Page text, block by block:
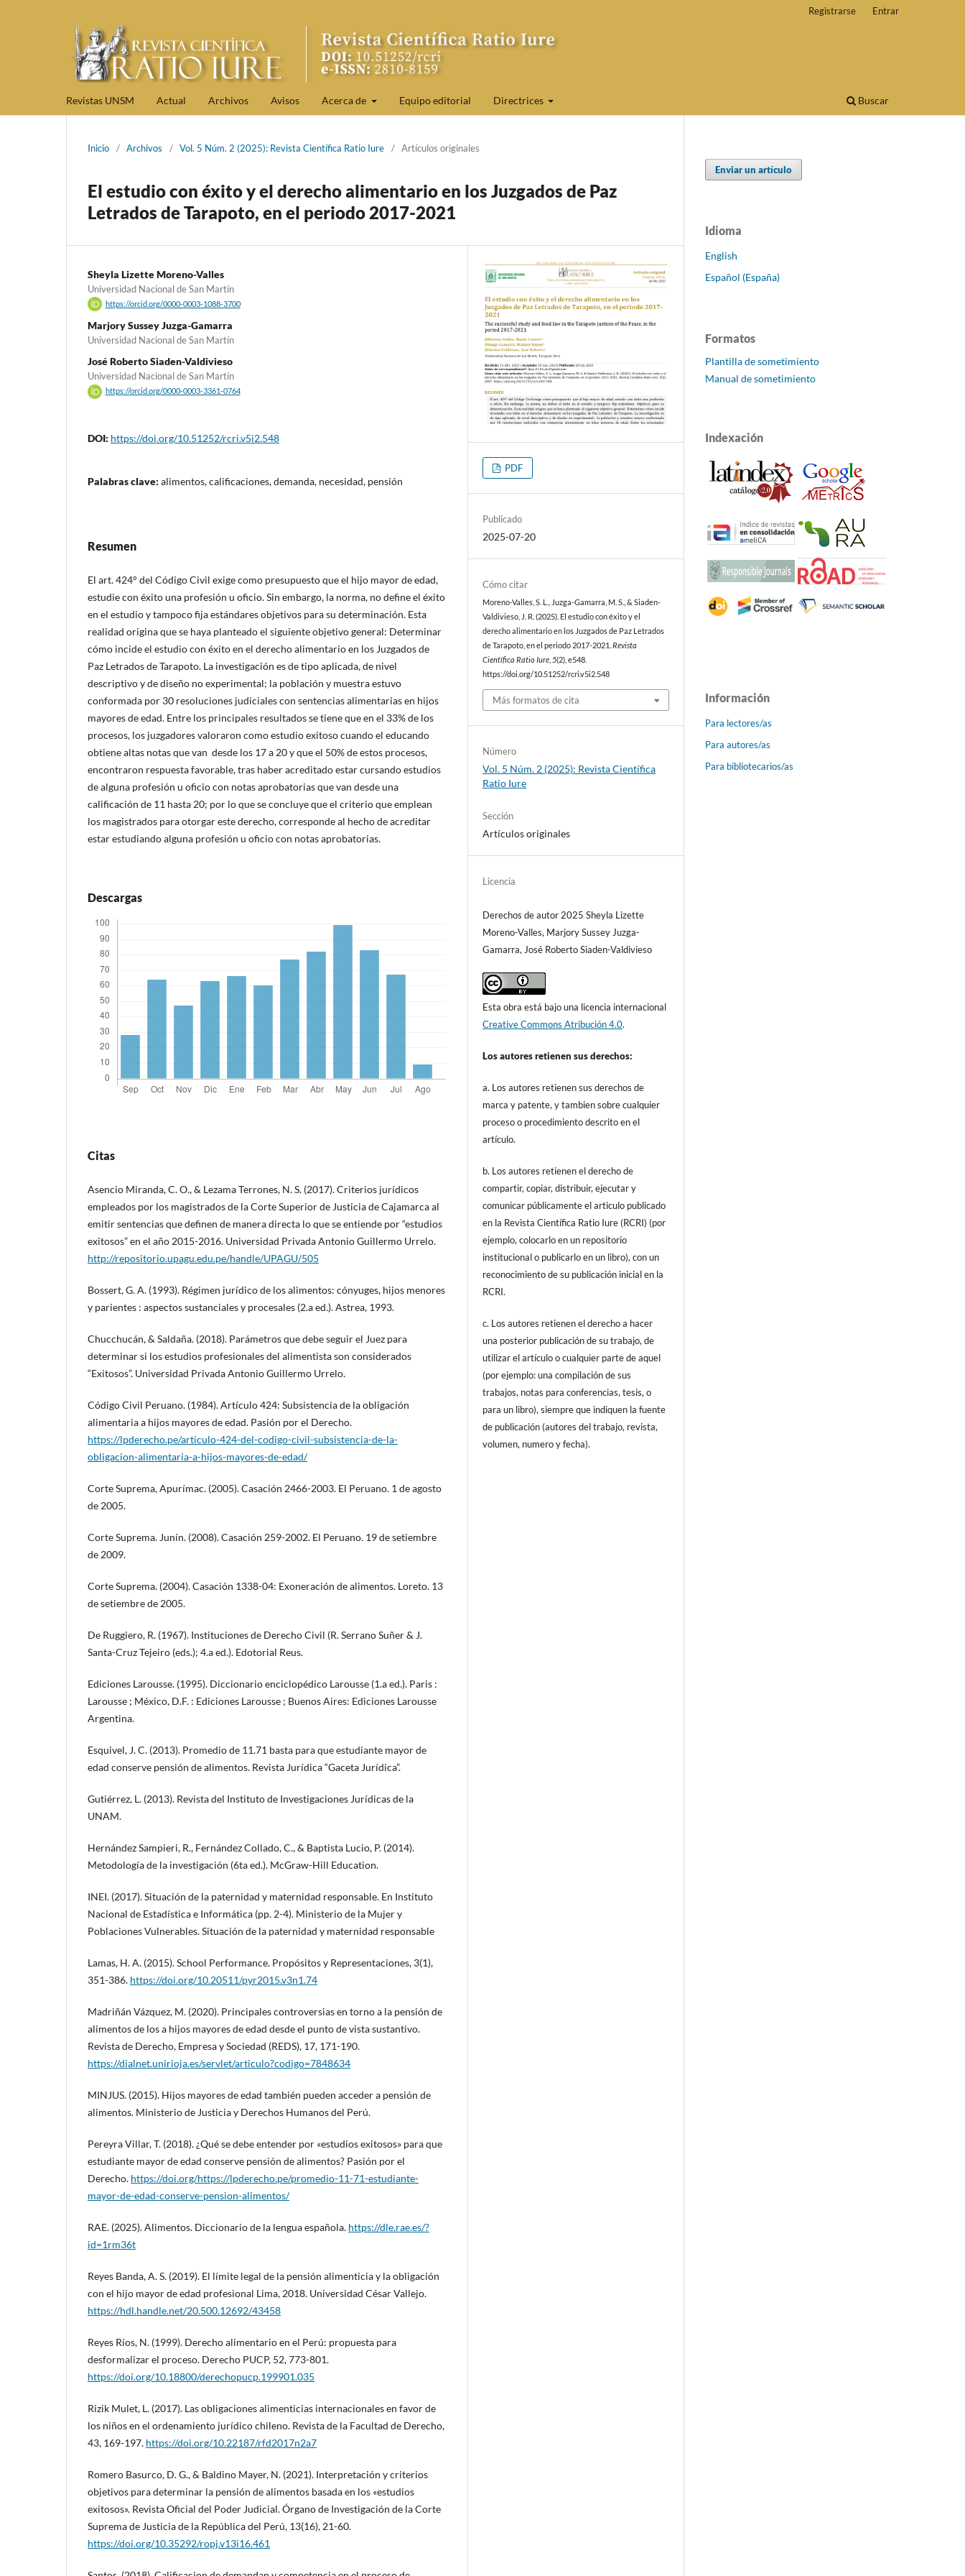
Revistas UNSM Actual Archivos Avisos Acerca de Equipo editorial Directrices Buscar
Registrarse Entrar
Inicio / Archivos / Vol. 5 Núm. 2 (2025): Revista Científica Ratio Iure / Artículos originales
El estudio con éxito y el derecho alimentario en los Juzgados de Paz
Letrados de Tarapoto, en el periodo 2017-2021
Sheyla Lizette Moreno-Valles
Universidad Nacional de San Martín
https://orcid.org/0000-0003-1088-3700
Marjory Sussey Juzga-Gamarra
Universidad Nacional de San Martín
José Roberto Siaden-Valdivieso
Universidad Nacional de San Martín
https://orcid.org/0000-0003-3361-0764
DOI: https://doi.org/10.51252/rcri.v5i2.548
Palabras clave: alimentos, calificaciones, demanda, necesidad, pensión
Resumen
El art. 424° del Código Civil exige como presupuesto que el hijo mayor de edad,
estudie con éxito una profesión u oficio. Sin embargo, la norma, no define el éxito
en el estudio y tampoco fija estándares objetivos para su determinación. Esta
realidad origina que se haya planteado el siguiente objetivo general: Determinar
cómo incide el estudio con éxito en el derecho alimentario en los Juzgados de
Paz Letrados de Tarapoto. La investigación es de tipo aplicada, de nivel
descriptivo y de diseño no experimental; la población y muestra estuvo
conformada por 30 resoluciones judiciales con sentencias alimentarias en hijos
mayores de edad. Entre los principales resultados se tiene que en el 33% de los
procesos, los juzgadores valoraron como estudio exitoso cuando el educando
obtiene altas notas que van desde los 17 a 20 y que el 50% de estos procesos,
encontraron respuesta favorable, tras haber acreditado estar cursando estudios
de alguna profesión u oficio con notas aprobatorias que van desde una
calificación de 11 hasta 20; por lo que se concluye que el criterio que emplean
los magistrados para otorgar este derecho, corresponde al hecho de acreditar
estar estudiando alguna profesión u oficio con notas aprobatorias.
Descargas
Citas
Asencio Miranda, C. O., & Lezama Terrones, N. S. (2017). Criterios jurídicos
empleados por los magistrados de la Corte Superior de Justicia de Cajamarca al
emitir sentencias que definen de manera directa lo que se entiende por “estudios
exitosos” en el año 2015-2016. Universidad Privada Antonio Guillermo Urrelo.
http://repositorio.upagu.edu.pe/handle/UPAGU/505
Bossert, G. A. (1993). Régimen jurídico de los alimentos: cónyuges, hijos menores
y parientes : aspectos sustanciales y procesales (2.a ed.). Astrea, 1993.
Chucchucán, & Saldaña. (2018). Parámetros que debe seguir el Juez para
determinar si los estudios profesionales del alimentista son considerados
“Exitosos”. Universidad Privada Antonio Guillermo Urrelo.
Código Civil Peruano. (1984). Artículo 424: Subsistencia de la obligación
alimentaria a hijos mayores de edad. Pasión por el Derecho.
https://lpderecho.pe/articulo-424-del-codigo-civil-subsistencia-de-la-
obligacion-alimentaria-a-hijos-mayores-de-edad/
Corte Suprema, Apurímac. (2005). Casación 2466-2003. El Peruano. 1 de agosto
de 2005.
Corte Suprema. Junín. (2008). Casación 259-2002. El Peruano. 19 de setiembre
de 2009.
Corte Suprema. (2004). Casación 1338-04: Exoneración de alimentos. Loreto. 13
de setiembre de 2005.
De Ruggiero, R. (1967). Instituciones de Derecho Civil (R. Serrano Suñer & J.
Santa-Cruz Tejeiro (eds.); 4.a ed.). Edotorial Reus.
Ediciones Larousse. (1995). Diccionario enciclopédico Larousse (1.a ed.). Paris :
Larousse ; México, D.F. : Ediciones Larousse ; Buenos Aires: Ediciones Larousse
Argentina.
Esquivel, J. C. (2013). Promedio de 11.71 basta para que estudiante mayor de
edad conserve pensión de alimentos. Revista Jurídica “Gaceta Jurídica”.
Gutiérrez, L. (2013). Revista del Instituto de Investigaciones Jurídicas de la
UNAM.
Hernández Sampieri, R., Fernández Collado, C., & Baptista Lucio, P. (2014).
Metodología de la investigación (6ta ed.). McGraw-Hill Education.
INEI. (2017). Situación de la paternidad y maternidad responsable. En Instituto
Nacional de Estadística e Informática (pp. 2-4). Ministerio de la Mujer y
Poblaciones Vulnerables. Situación de la paternidad y maternidad responsable
Lamas, H. A. (2015). School Performance. Propósitos y Representaciones, 3(1),
351-386. https://doi.org/10.20511/pyr2015.v3n1.74
Madriñán Vázquez, M. (2020). Principales controversias en torno a la pensión de
alimentos de los a hijos mayores de edad desde el punto de vista sustantivo.
Revista de Derecho, Empresa y Sociedad (REDS), 17, 171-190.
https://dialnet.unirioja.es/servlet/articulo?codigo=7848634
MINJUS. (2015). Hijos mayores de edad también pueden acceder a pensión de
alimentos. Ministerio de Justicia y Derechos Humanos del Perú.
Pereyra Villar, T. (2018). ¿Qué se debe entender por «estudios exitosos» para que
estudiante mayor de edad conserve pensión de alimentos? Pasión por el
Derecho. https://doi.org/https://lpderecho.pe/promedio-11-71-estudiante-
mayor-de-edad-conserve-pension-alimentos/
RAE. (2025). Alimentos. Diccionario de la lengua española. https://dle.rae.es/?
id=1rm36t
Reyes Banda, A. S. (2019). El límite legal de la pensión alimenticia y la obligación
con el hijo mayor de edad profesional Lima, 2018. Universidad César Vallejo.
https://hdl.handle.net/20.500.12692/43458
Reyes Ríos, N. (1999). Derecho alimentario en el Perú: propuesta para
desformalizar el proceso. Derecho PUCP, 52, 773-801.
https://doi.org/10.18800/derechopucp.199901.035
Rizik Mulet, L. (2017). Las obligaciones alimenticias internacionales en favor de
los niños en el ordenamiento jurídico chileno. Revista de la Facultad de Derecho,
43, 169-197. https://doi.org/10.22187/rfd2017n2a7
Romero Basurco, D. G., & Baldino Mayer, N. (2021). Interpretación y criterios
objetivos para determinar la pensión de alimentos basada en los «estudios
exitosos». Revista Oficial del Poder Judicial. Órgano de Investigación de la Corte
Suprema de Justicia de la República del Perú, 13(16), 21-60.
https://doi.org/10.35292/ropj.v13i16.461
PDF
Publicado
2025-07-20
Cómo citar
Moreno-Valles, S. L., Juzga-Gamarra, M. S., & Siaden-
Valdivieso, J. R. (2025). El estudio con éxito y el
derecho alimentario en los Juzgados de Paz Letrados
de Tarapoto, en el periodo 2017-2021.Revista
Científica Ratio Iure ,5(2), e548.
https://doi.org/10.51252/rcri.v5i2.548
Más formatos de cita
Número
Vol. 5 Núm. 2 (2025): Revista Científica
Ratio Iure
Sección
Artículos originales
Licencia
Derechos de autor 2025 Sheyla Lizette
Moreno-Valles, Marjory Sussey Juzga-
Gamarra, José Roberto Siaden-Valdivieso
Esta obra está bajo una licencia internacional
Creative Commons Atribución 4.0.
Los autores retienen sus derechos:
a. Los autores retienen sus derechos de
marca y patente, y tambien sobre cualquier
proceso o procedimiento descrito en el
artículo.
b. Los autores retienen el derecho de
compartir, copiar, distribuir, ejecutar y
comunicar públicamente el articulo publicado
en la Revista Científica Ratio Iure (RCRI) (por
ejemplo, colocarlo en un repositorio
institucional o publicarlo en un libro), con un
reconocimiento de su publicación inicial en la
RCRI.
c. Los autores retienen el derecho a hacer
una posterior publicación de su trabajo, de
utilizar el artículo o cualquier parte de aquel
(por ejemplo: una compilación de sus
trabajos, notas para conferencias, tesis, o
para un libro), siempre que indiquen la fuente
de publicación (autores del trabajo, revista,
volumen, numero y fecha).
Enviar un artículo
Idioma
English
Español (España)
Formatos
Plantilla de sometimiento
Manual de sometimiento
Indexación
Información
Para lectores/as
Para autores/as
Para bibliotecarios/as